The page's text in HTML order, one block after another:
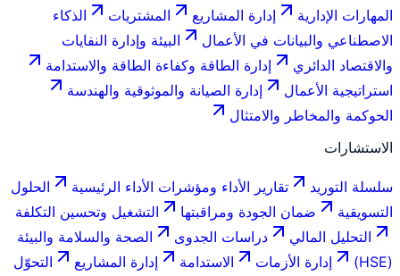
المهارات الإدارية
إدارة المشاريع المشتريات
الذكاء
الاصطناعي والبيانات في الأعمال
البيئة وإدارة النفايات
والاقتصاد الدائري
إدارة الطاقة وكفاءة الطاقة والاستدامة
استراتيجية الأعمال
إدارة الصيانة والموثوقية والهندسة
الحوكمة والمخاطر والامتثال
الاستشارات
سلسلة التوريد تقارير الأداء ومؤشرات الأداء الرئيسية
الحلول
التسويقية
ضمان الجودة ومراقبتها
التشغيل وتحسين التكلفة
التحليل المالي
دراسات الجدوى
الصحة والسلامة والبيئة
(HSE)
إدارة الأزمات الاستدامة إدارة المشاريع
التحوّل